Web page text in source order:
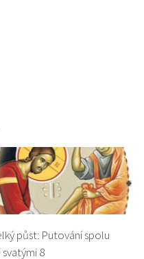
půst: Putování spolu
svatými 8